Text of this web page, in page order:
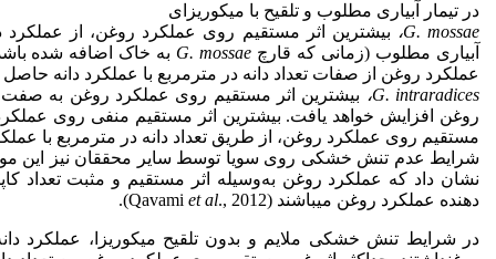
در تیمار آبیاری مطلوب و تلقیح با میکوریزای
G. mossae، بیشترین اثر مستقیم روی عملکرد روغن، از
آبیاری مطلوب (زمانی که قارچ G. mossae به خاک اضافه شده
عملکرد روغن از صفات تعداد دانه در مترمربع با عملکرد دانه حاصل
G. intraradices، بیشترین اثر مستقیم روی عملکرد روغن به صفت
روغن افزایش خواهد یافت. بیشترین اثر مستقیم منفی روی
نشان داد که عملکرد روغن به‌وسیله اثر مستقیم و مثبت تعداد
دهنده عملکرد روغن می­باشند (Qavami
et al., 2012).
در شرایط تنش خشکی ملایم و بدون تلقیح میکوریزا، عملکرد